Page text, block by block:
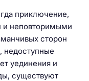
приключение,
и неповторимыми
сторон
недоступные
уединения и
существуют